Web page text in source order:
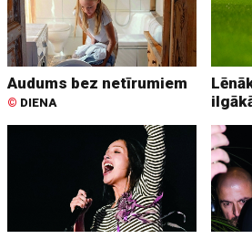
Audums bez netīrumiem
© DIENA